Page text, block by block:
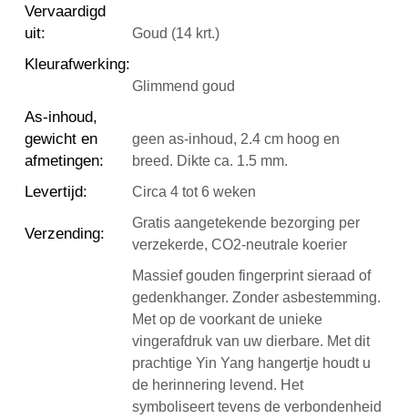
Vervaardigd
uit: Goud (14 krt.)
Kleurafwerking:
Glimmend goud
As-inhoud,
gewicht en
afmetingen:
geen as-inhoud, 2.4 cm hoog en
breed. Dikte ca. 1.5 mm.
Levertijd: Circa 4 tot 6 weken
Verzending:
Gratis aangetekende bezorging per
verzekerde, CO2-neutrale koerier
Massief gouden fingerprint sieraad of
gedenkhanger. Zonder asbestemming.
Met op de voorkant de unieke
vingerafdruk van uw dierbare. Met dit
prachtige Yin Yang hangertje houdt u
de herinnering levend. Het
symboliseert tevens de verbondenheid